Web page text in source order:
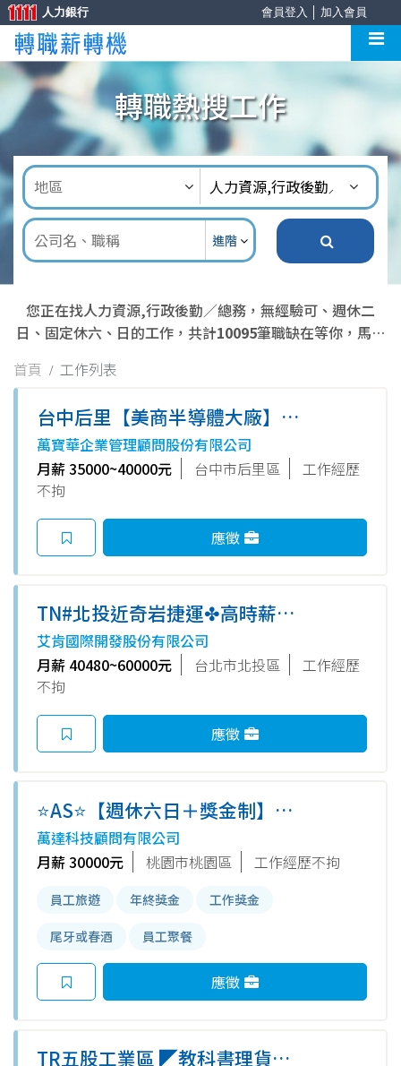
會員登入 加入會員
人力銀行
轉職熱搜工作
進階
您正在找人力資源,行政後勤／總務，無經驗可、週休二
日、固定休六、日的工作，共計10095筆職缺在等你，馬上
首頁 工作列表
台中后里【美商半導體大廠】
HR人資助理/專員 (派遣職)
萬寶華企業管理顧問股份有限公司
月薪 35000~40000元
台中市后里區
工作經歷
不拘
應徵
TN#北投近奇岩捷運✤高時薪
240元【六日休✤自選日晚班】
牛奶糖食品加工生產包裝員
艾肯國際開發股份有限公司
月薪 40480~60000元
台北市北投區
工作經歷
不拘
應徵
⭐AS⭐【週休六日＋獎金制】人
資內勤
萬達科技顧問有限公司
月薪 30000元
桃園市桃園區 工作經歷不拘
員工旅遊 年終獎金 工作獎金
尾牙或春酒 員工聚餐
應徵
TR五股工業區 ◤教科書理貨包